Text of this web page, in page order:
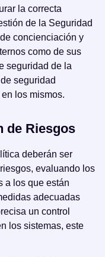
la correcta
de la Seguridad
concienciación y
como de sus
seguridad de la
seguridad
los mismos.
de Riesgos
deberán ser
evaluando los
a los que están
adecuadas
un control
los sistemas, este